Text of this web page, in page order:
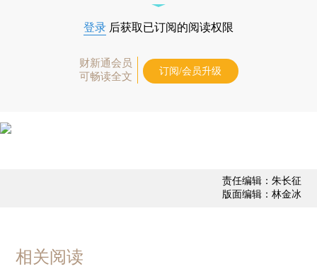
登录 后获取已订阅的阅读权限
财新通会员
可畅读全文
订阅/会员升级
责任编辑：朱长征
版面编辑：林金冰
相关阅读